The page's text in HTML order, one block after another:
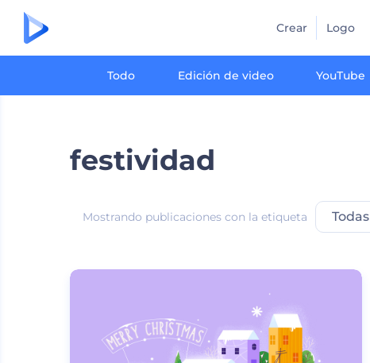
Crear Logo
Todo Edición de video YouTube
festividad
Mostrando publicaciones con la etiqueta Todas